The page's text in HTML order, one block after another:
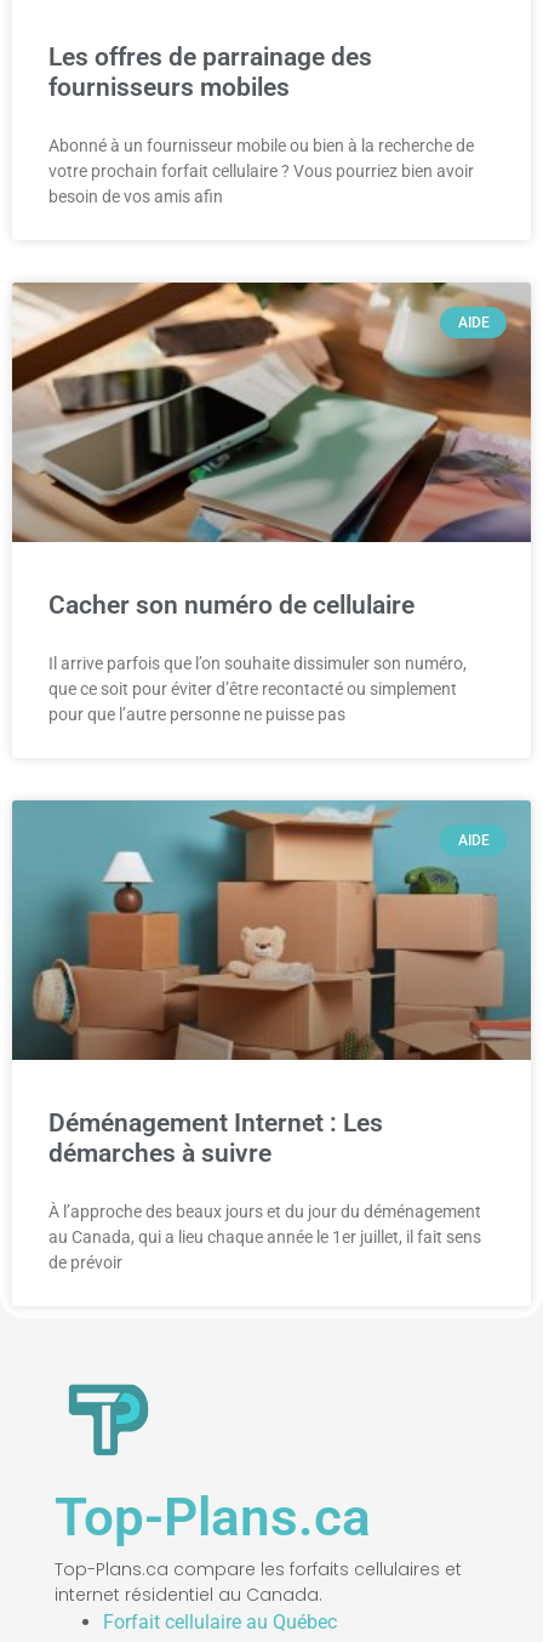
Les offres de parrainage des
fournisseurs mobiles
Abonné à un fournisseur mobile ou bien à la recherche de
votre prochain forfait cellulaire ? Vous pourriez bien avoir
besoin de vos amis afin
AIDE
Cacher son numéro de cellulaire
Il arrive parfois que l’on souhaite dissimuler son numéro,
que ce soit pour éviter d’être recontacté ou simplement
pour que l’autre personne ne puisse pas
AIDE
Déménagement Internet : Les
démarches à suivre
À l’approche des beaux jours et du jour du déménagement
au Canada, qui a lieu chaque année le 1er juillet, il fait sens
de prévoir
Top-Plans.ca
Top-Plans.ca compare les forfaits cellulaires et
internet résidentiel au Canada.
Forfait cellulaire au Québec